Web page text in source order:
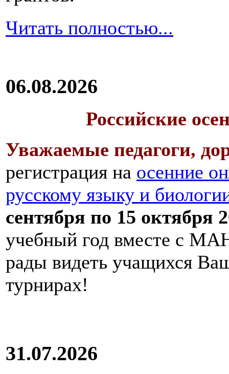
Читать полностью...
06.08.2026
Российские
Уважаемые педагоги,
регистрация на осенние
русскому языку и
сентября по 15 октября
учебный год вместе с
рады видеть учащихся
турнирах!
31.07.2026